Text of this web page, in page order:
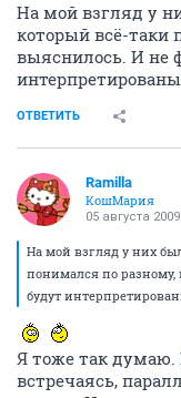
На мой взгляд у
который всё-таки
выяснилось. И не
ОТВЕТИТЬ
Ramilla
КошМария
05 августа 2009
На мой взгляд у них
понимался по разному,
будут
Я тоже так думаю.
встречаясь,